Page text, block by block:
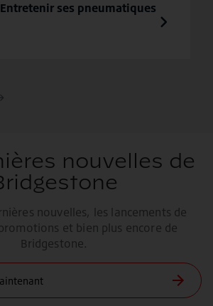
Entretenir ses pneumatiques